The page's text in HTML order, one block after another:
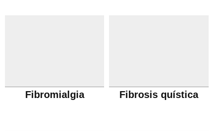
Fibromialgia Fibrosis quística